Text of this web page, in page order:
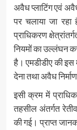
अवैध प्लाटिंग एवं
पर चलाया जा रहा
प्राधिकरण
नियमों का उल्लंघन
है। एमडीडीए की इस
देना तथा अवैध
इसी क्रम में
तहसील अंतर्गत
की गई। प्राप्त